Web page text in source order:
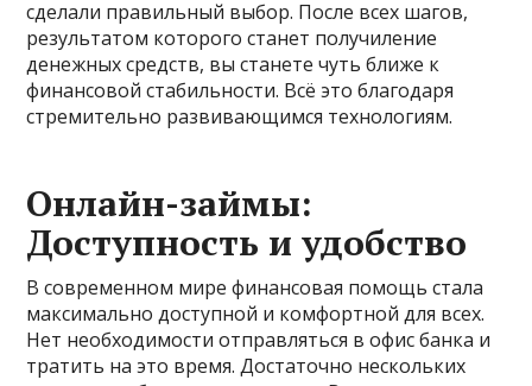
сделали правильный выбор. После всех шагов,
результатом которого станет получиление
денежных средств, вы станете чуть ближе к
финансовой стабильности. Всё это благодаря
стремительно развивающимся технологиям.
Онлайн-займы:
Доступность и удобство
В современном мире финансовая помощь стала
максимально доступной и комфортной для всех.
Нет необходимости отправляться в офис банка и
тратить на это время. Достаточно нескольких